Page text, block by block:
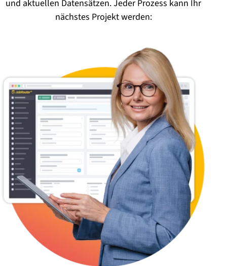
und aktuellen Datensätzen. Jeder Prozess kann Ihr
nächstes Projekt werden: